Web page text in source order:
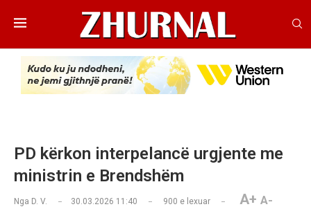
PD kërkon interpelancë urgjente me
ministrin e Brendshëm
Nga D. V. 30.03.2026 11:40 900 e lexuar A+ A-